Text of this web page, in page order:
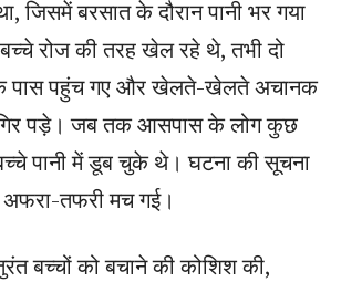
जिसमें बरसात के दौरान पानी भर गया
रोज की तरह खेल रहे थे, तभी दो
पास पहुंच गए और खेलते-खेलते अचानक
पड़े। जब तक आसपास के लोग कुछ
पानी में डूब चुके थे। घटना की सूचना
अफरा-तफरी मच गई।
बच्चों को बचाने की कोशिश की,